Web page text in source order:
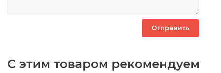
С этим товаром рекомендуем